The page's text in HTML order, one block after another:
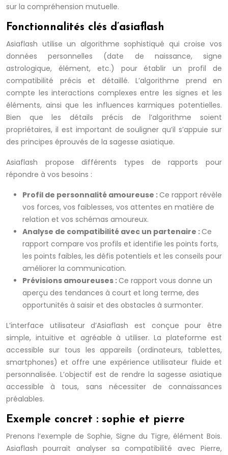
sur la compréhension mutuelle.
Fonctionnalités clés d’asiaflash
Asiaflash utilise un algorithme sophistiqué qui croise vos
données personnelles (date de naissance, signe
astrologique, élément, etc.) pour établir un profil de
compatibilité précis et détaillé. L’algorithme prend en
compte les interactions complexes entre les signes et les
éléments, ainsi que les influences karmiques potentielles.
Bien que les détails précis de l’algorithme soient
propriétaires, il est important de souligner qu’il s’appuie sur
des principes éprouvés de la sagesse asiatique.
Asiaflash propose différents types de rapports pour
répondre à vos besoins :
Profil de personnalité amoureuse :Ce rapport révèle
vos forces, vos faiblesses, vos attentes en matière de
relation et vos schémas amoureux.
Analyse de compatibilité avec un partenaire :Ce
rapport compare vos profils et identifie les points forts,
les points faibles, les défis potentiels et les conseils pour
améliorer la communication.
Prévisions amoureuses :Ce rapport vous donne un
aperçu des tendances à court et long terme, des
opportunités à saisir et des obstacles à surmonter.
L’interface utilisateur d’Asiaflash est conçue pour être
simple, intuitive et agréable à utiliser. La plateforme est
accessible sur tous les appareils (ordinateurs, tablettes,
smartphones) et offre une expérience utilisateur fluide et
personnalisée. L’objectif est de rendre la sagesse asiatique
accessible à tous, sans nécessiter de connaissances
préalables.
Exemple concret : sophie et pierre
Prenons l’exemple de Sophie, Signe du Tigre, élément Bois.
Asiaflash pourrait analyser sa compatibilité avec Pierre,